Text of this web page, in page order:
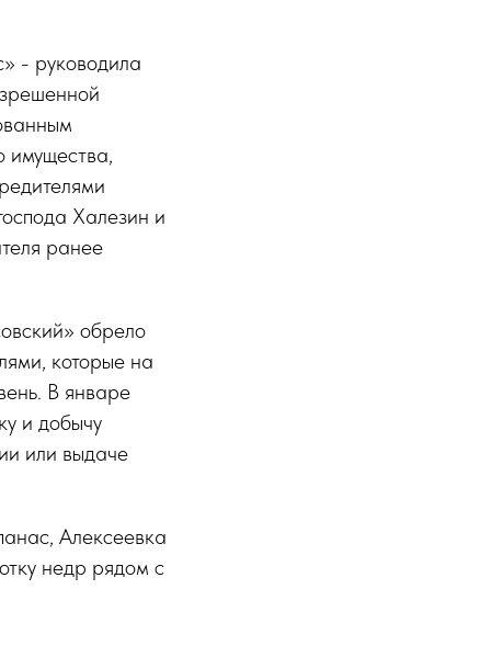
- руководила
имущества,
Халезин и
ранее
обрело
которые на
В январе
и добычу
или выдаче
Алексеевка
недр рядом с